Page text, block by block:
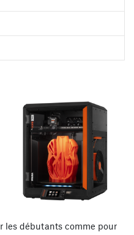
les débutants comme pour